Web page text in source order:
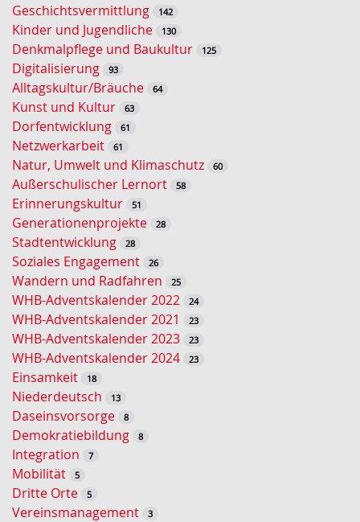
ü
s
s
e
l
w
o
r
t
-
S
u
c
h
e
Geschichtsvermittlung 142
Kinder und Jugendliche 130
Denkmalpflege und Baukultur 125
Digitalisierung 93
Alltagskultur/Bräuche 64
Kunst und Kultur 63
Dorfentwicklung 61
Netzwerkarbeit 61
Natur, Umwelt und Klimaschutz 60
Außerschulischer Lernort 58
Erinnerungskultur 51
Generationenprojekte 28
Stadtentwicklung 28
Soziales Engagement 26
Wandern und Radfahren 25
WHB-Adventskalender 2022 24
WHB-Adventskalender 2021 23
WHB-Adventskalender 2023 23
WHB-Adventskalender 2024 23
Einsamkeit 18
Niederdeutsch 13
Daseinsvorsorge 8
Demokratiebildung 8
Integration 7
Mobilität 5
Dritte Orte 5
Vereinsmanagement 3